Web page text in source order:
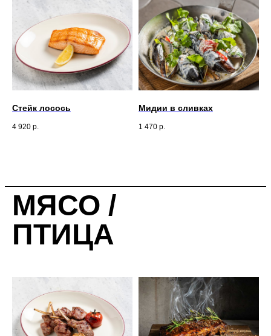
Стейк лосось
4 920 р.
Мидии в сливках
1 470 р.
МЯСО /
ПТИЦА